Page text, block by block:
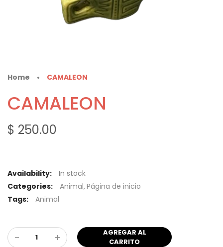
Home • CAMALEON
CAMALEON
$ 250.00
Availability:
In stock
Categories:
Animal,Página de inicio
Tags:
Animal
- +
AGREGAR AL
CARRITO